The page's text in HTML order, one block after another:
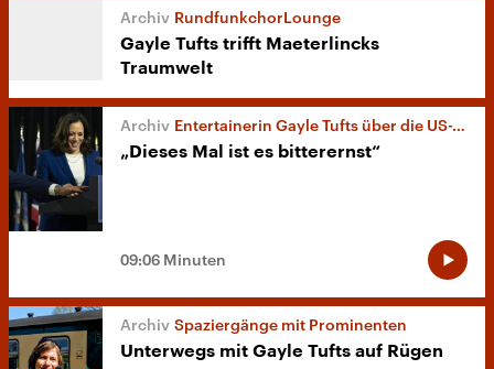
RundfunkchorLounge
Gayle Tufts trifft Maeterlincks
Traumwelt
Entertainerin Gayle Tufts über die US-Wahl
„Dieses Mal ist es bitterernst“
09:06 Minuten
Spaziergänge mit Prominenten
Unterwegs mit Gayle Tufts auf Rügen